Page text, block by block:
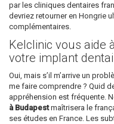
par les cliniques dentaires
devriez retourner en Hongrie
complémentaires.
Kelclinic vous aide
votre implant
Oui, mais s’il m’arrive un
me faire comprendre ? Quid
appréhension est fréquente.
à Budapestmaîtrisera le
ses études en France. Les